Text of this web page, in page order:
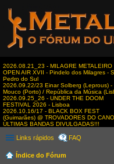
2026.08.21_23 - MILAGRE METALEIRO
OPEN AIR XVII - Pindelo dos Milagres -
Pedro do Sul
2026.09.22/23 Einar Solberg (Leprous) -
Mouco (Porto) / República da Música
2026.09.25_26 - UNDER THE DOOM
FESTIVAL 2026 - Lisboa
2026.10.16/17 - BLACK BOX FEST
(Guimarães) @ TROVADORES DO
ÚLTIMAS BANDAS DIVULGADAS!!!
Links rápidos FAQ
Índice do Fórum